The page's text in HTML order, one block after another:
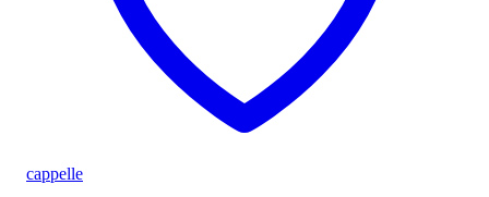
cappelle